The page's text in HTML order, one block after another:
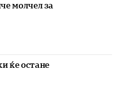
молчел за
ќе остане